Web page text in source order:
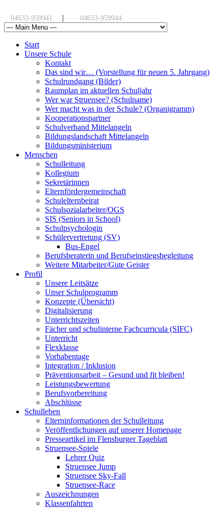
04633-959941 | 04633-959944
Start
Unsere Schule
Kontakt
Das sind wir… (Vorstellung für neuen 5. Jahrgang)
Schulrundgang (Bilder)
Raumplan im aktuellen Schuljahr
Wer war Struensee? (Schulname)
Wer macht was in der Schule? (Organigramm)
Kooperationspartner
Schulverband Mittelangeln
Bildungslandschaft Mittelangeln
Bildungsministerium
Menschen
Schulleitung
Kollegium
Sekretärinnen
Elternfördergemeinschaft
Schulelternbeirat
Schulsozialarbeiter/OGS
SIS (Seniors in School)
Schulpsychologin
Schülervertretung (SV)
Bus-Engel
Berufsberaterin und Berufseinstiegsbegleitung
Weitere Mitarbeiter/Gute Geister
Profil
Unsere Leitsätze
Unser Schulprogramm
Konzepte (Übersicht)
Digitalisierung
Unterrichtszeiten
Fächer und schulinterne Fachcurricula (SIFC)
Unterricht
Flexklasse
Vorhabentage
Integration / Inklusion
Präventionsarbeit – Gesund und fit bleiben!
Leistungsbewertung
Berufsvorbereitung
Abschlüsse
Schulleben
Elterninformationen der Schulleitung
Veröffentlichungen auf unserer Homepage
Presseartikel im Flensburger Tageblatt
Struensee-Spiele
Lehrer Quiz
Struensee Jump
Struensee Sky-Fall
Struensee-Race
Auszeichnungen
Klassenfahrten